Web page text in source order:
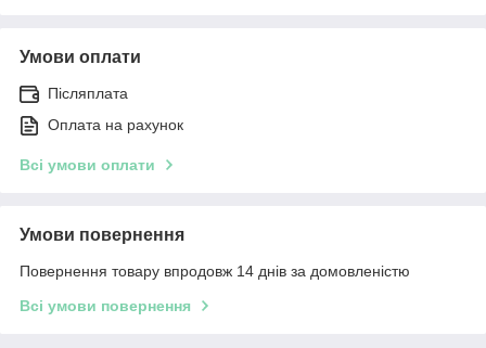
Умови оплати
Післяплата
Оплата на рахунок
Всі умови оплати
Умови повернення
Повернення товару впродовж 14 днів за домовленістю
Всі умови повернення